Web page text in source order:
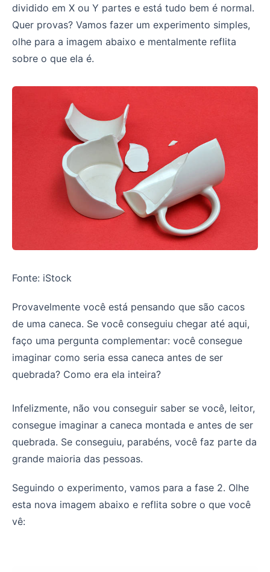
dividido em X ou Y partes e está tudo bem é normal.
Quer provas? Vamos fazer um experimento simples,
olhe para a imagem abaixo e mentalmente reflita
sobre o que ela é.
Fonte: iStock
Provavelmente você está pensando que são cacos
de uma caneca. Se você conseguiu chegar até aqui,
faço uma pergunta complementar: você consegue
imaginar como seria essa caneca antes de ser
quebrada? Como era ela inteira?
Infelizmente, não vou conseguir saber se você, leitor,
consegue imaginar a caneca montada e antes de ser
quebrada. Se conseguiu, parabéns, você faz parte da
grande maioria das pessoas.
Seguindo o experimento, vamos para a fase 2. Olhe
esta nova imagem abaixo e reflita sobre o que você
vê: